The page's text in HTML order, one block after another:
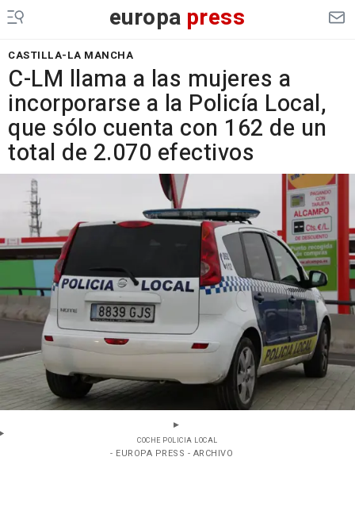
europa press
CASTILLA-LA MANCHA
C-LM llama a las mujeres a
incorporarse a la Policía Local,
que sólo cuenta con 162 de un
total de 2.070 efectivos
COCHE POLICIA LOCAL
- EUROPA PRESS - ARCHIVO